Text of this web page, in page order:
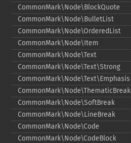
CommonMark\Node\BlockQuote
CommonMark\Node\BulletList
CommonMark\Node\OrderedList
CommonMark\Node\Item
CommonMark\Node\Text
CommonMark\Node\Text\Strong
CommonMark\Node\Text\Emphasis
CommonMark\Node\ThematicBreak
CommonMark\Node\SoftBreak
CommonMark\Node\LineBreak
CommonMark\Node\Code
CommonMark\Node\CodeBlock